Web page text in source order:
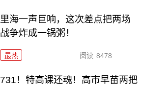
里海一声巨响，这次差点把两场
战争炸成一锅粥！
最热 阅读 8478
731！特高课还魂！高市早苗两把